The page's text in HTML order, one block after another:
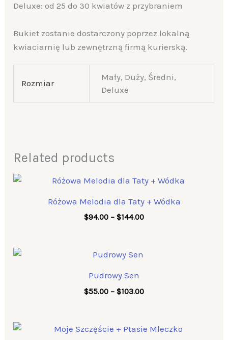
Deluxe: od 25 do 30 kwiatów z przybraniem
Bukiet zostanie dostarczony poprzez lokalną
kwiaciarnię lub zewnętrzną firmą kurierską.
Rozmiar
Mały, Duży, Średni,
Deluxe
Related products
Różowa Melodia dla Taty + Wódka
$94.00 – $144.00
Price
range:
$94.00
through
$144.00
Pudrowy Sen
$55.00 – $103.00$103.00
Price